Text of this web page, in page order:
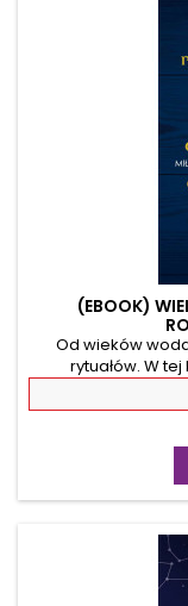
(EBOOK)
Od wieków
rytuałów. W
szeptucha,
wiążą się z
skarbnica
pomoże Ci
uzdrawiania i